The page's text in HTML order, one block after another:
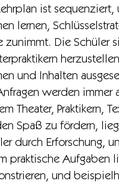
ist
lernen,
zunimmt. Die Schüler
und Inhalten
werden immer
Theater, Praktikern,
Spaß zu fördern,
durch Erforschung,
praktische Aufgaben
und